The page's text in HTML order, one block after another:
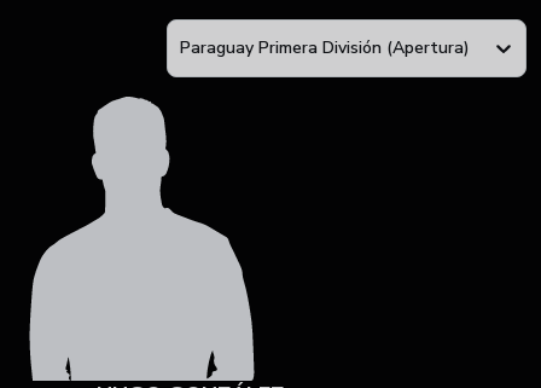
Paraguay Primera División (Apertura)